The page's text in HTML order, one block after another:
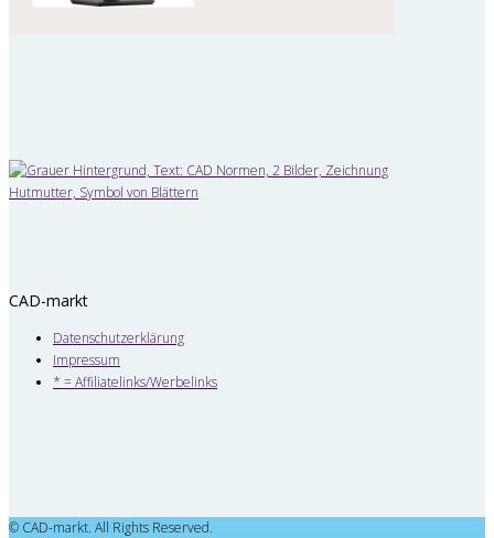
CAD-markt
Datenschutzerklärung
Impressum
* = Affiliatelinks/Werbelinks
© CAD-markt. All Rights Reserved.